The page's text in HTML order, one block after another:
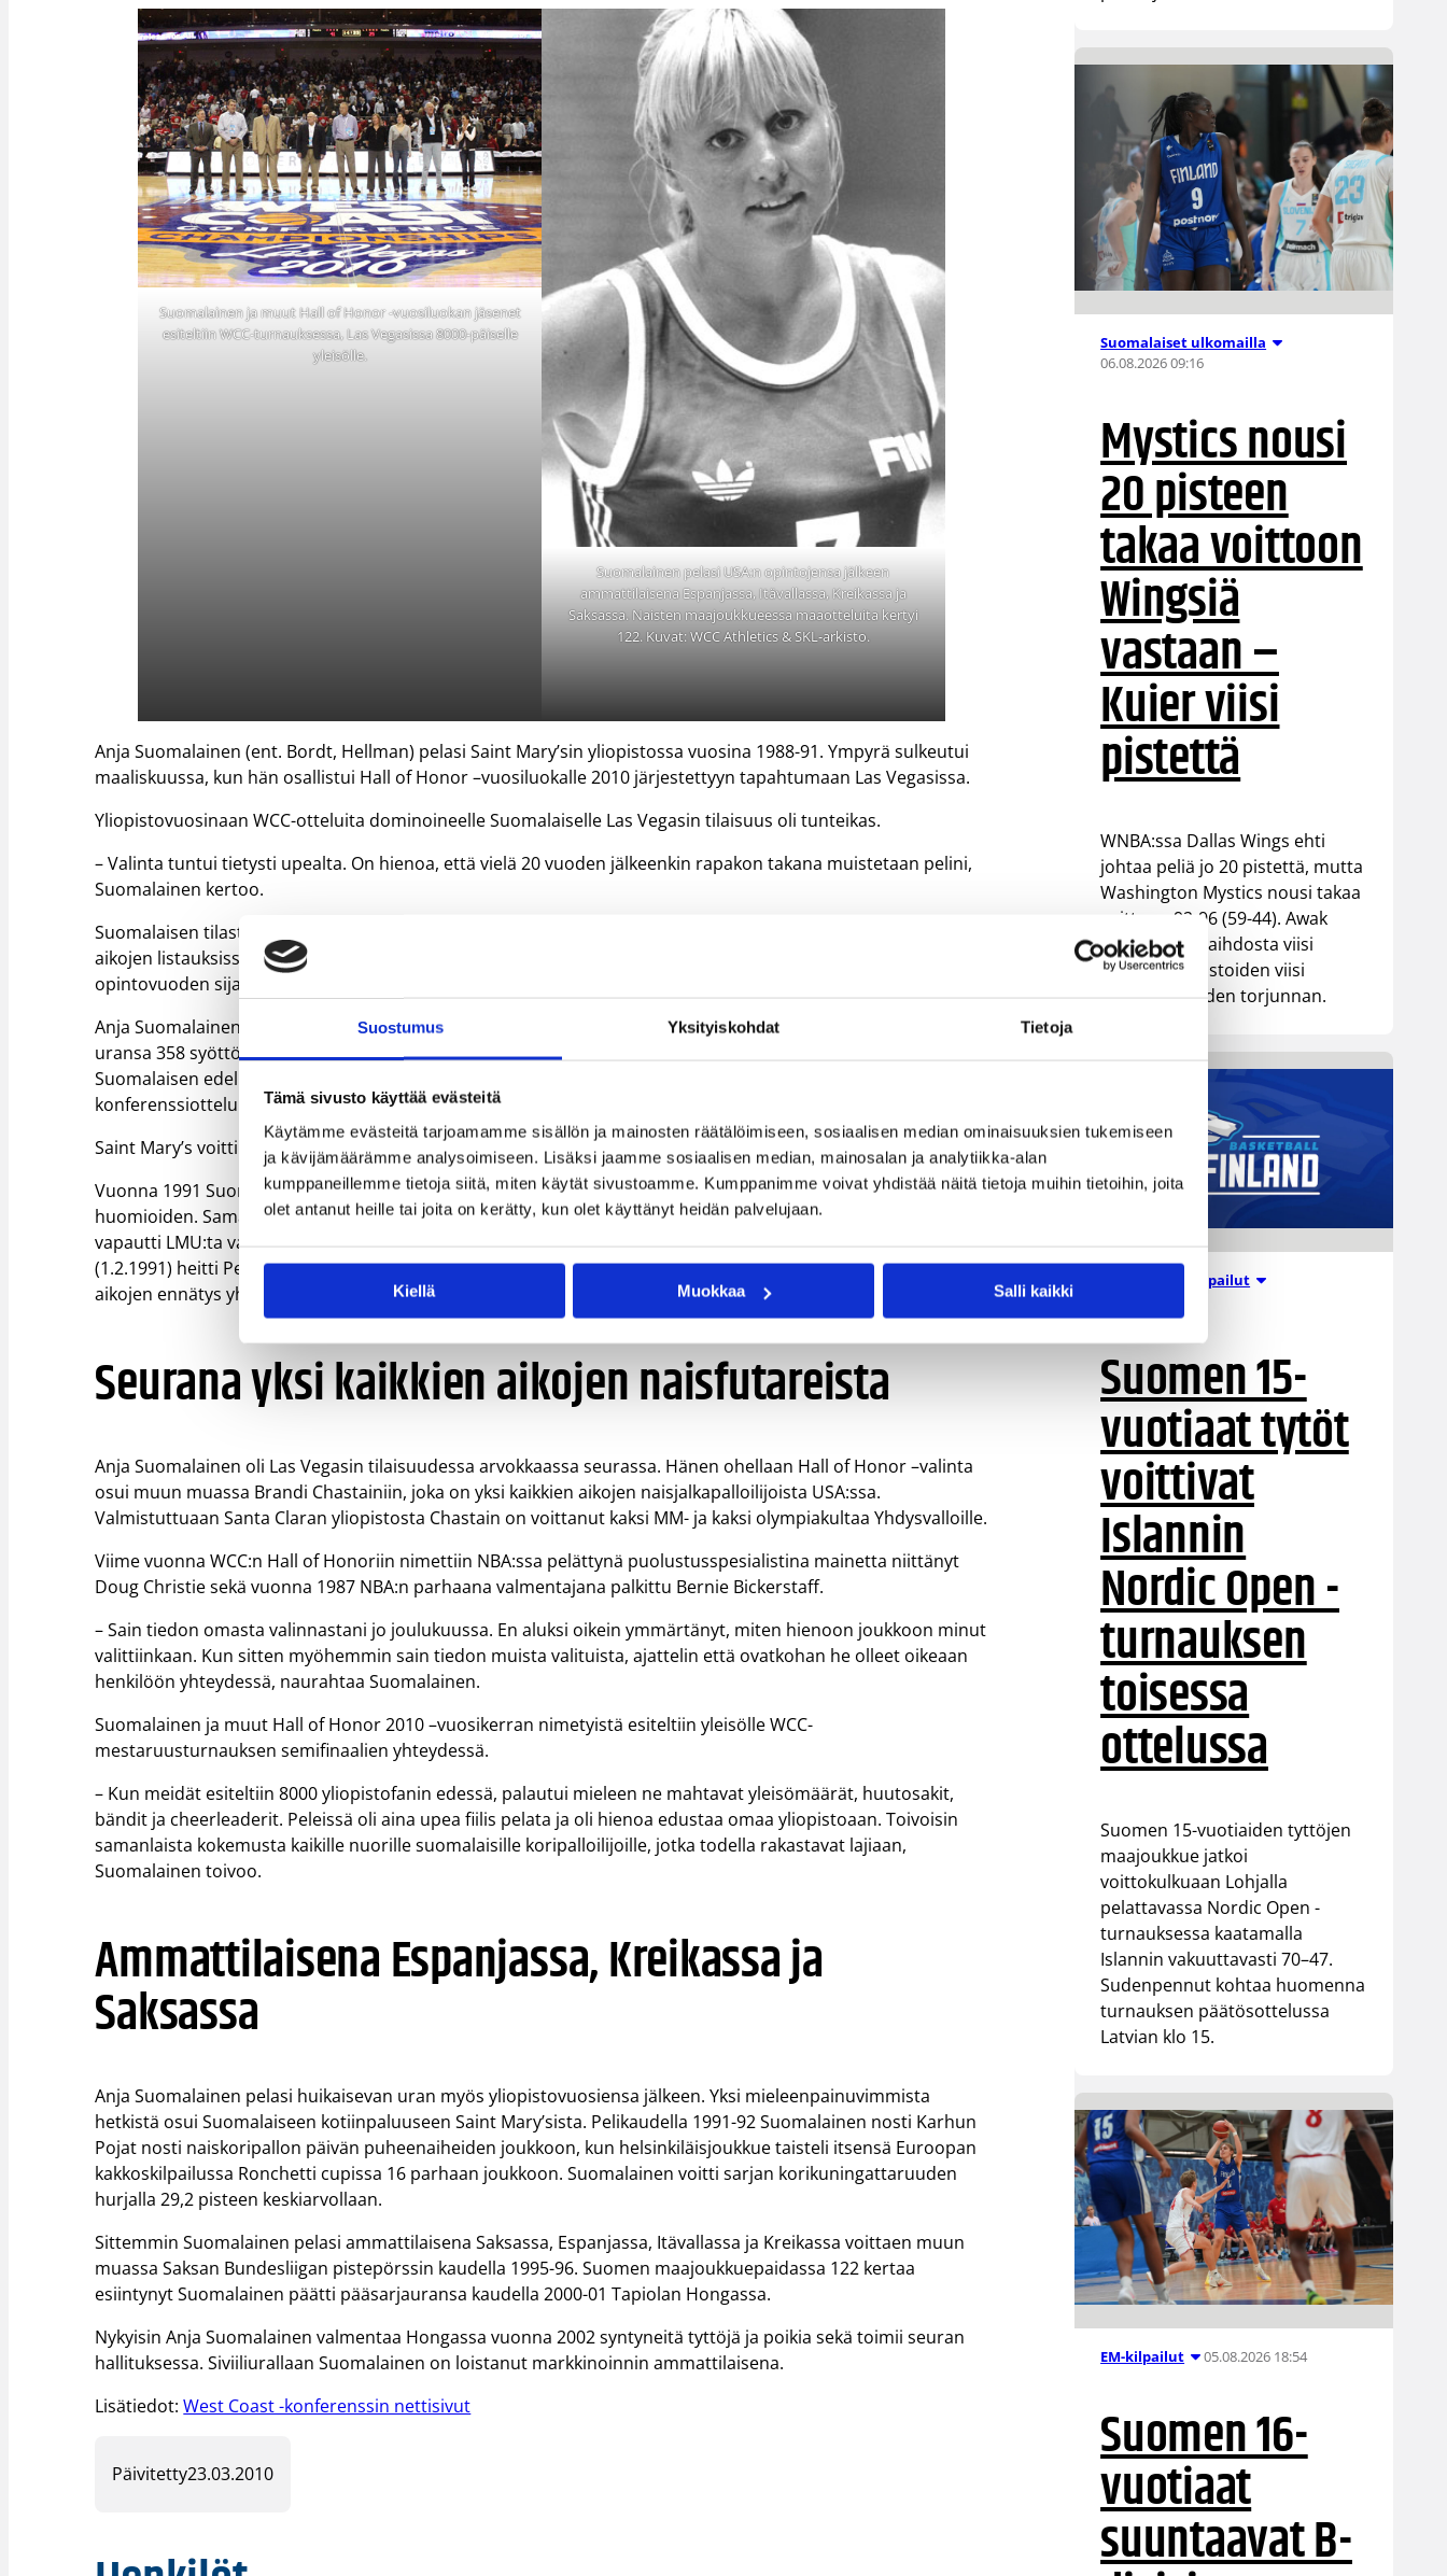
Suostumus Yksityiskohdat Tietoja
Tämä sivusto käyttää evästeitä
Käytämme evästeitä tarjoamamme sisällön ja mainosten räätälöimiseen, sosiaalisen median ominaisuuksien tukemiseen
ja kävijämäärämme analysoimiseen. Lisäksi jaamme sosiaalisen median, mainosalan ja analytiikka-alan
kumppaneillemme tietoja siitä, miten käytät sivustoamme. Kumppanimme voivat yhdistää näitä tietoja muihin tietoihin, joita
olet antanut heille tai joita on kerätty, kun olet käyttänyt heidän palvelujaan.
Kiellä Muokkaa Salli kaikki
Suomalainen ja muut Hall of Honor -vuosiluokan jäsenet
esiteltiin WCC-turnauksessa, Las Vegasissa 8000-päiselle
yleisölle.
Suomalainen pelasi USA:n opintojensa jälkeen
ammattilaisena Espanjassa, Itävallassa, Kreikassa ja
Saksassa. Naisten maajoukkueessa maaotteluita kertyi
122. Kuvat: WCC Athletics & SKL-arkisto.
Anja Suomalainen (ent. Bordt, Hellman) pelasi Saint Mary’sin yliopistossa vuosina 1988-91. Ympyrä sulkeutui
maaliskuussa, kun hän osallistui Hall of Honor –vuosiluokalle 2010 järjestettyyn tapahtumaan Las Vegasissa.
Yliopistovuosinaan WCC-otteluita dominoineelle Suomalaiselle Las Vegasin tilaisuus oli tunteikas.
– Valinta tuntui tietysti upealta. On hienoa, että vielä 20 vuoden jälkeenkin rapakon takana muistetaan pelini,
Suomalainen kertoo.
Suomalaisen tilastolukemat vuosilta 1988-91 ovat niin hurjat, että hän on edelleen konferenssin kaikkien
aikojen listauksissa kärkisijoilla, vaikka pelasi Saint Mary’sissa vain kolme vuotta normaalin neljän
opintovuoden sijaan.
Anja Suomalainen voitti kaikkina kolmena vuotenaan sekä konferenssin piste- että syöttöpörssin. Hänen
uransa 358 syöttöä konferenssipeleissä oikeuttaa edelleen WCC:n ykkössijaan ja pisteissäkin (933)
Suomalaisen edellä on vain yksi pelaaja. Suomalaisen ottelukohtaisiksi keskiarvoiksi WCC-
konferenssiotteluissa kirjattiin huimat 22,2 pistettä ja 8,5 syöttöä.
Saint Mary’s voitti Suomalaisen johdolla kaksi konferenssimestaruutta, vuosina 1989 ja 1990.
Vuonna 1991 Suomalainen valittiin Kalifornian parhaaksi naispuoliseksi yliopistourheilijaksi kaikki lajit
huomioiden. Samaisena vuonna hän teki yliopistoennätyksenä niin pisteissä kuin syötöissäkin, kun hän
vapautti LMU:ta vastaan 25.1.1991 joukkuetoverinsa korintekoon peräti 20 kertaa ja viikkoa myöhemmin
(1.2.1991) heitti Pepperdine-ottelussa itse 37 pistettä. Suomalaisen 20 syöttöä on edelleen WCC:n kaikkien
aikojen ennätys yhdessä ottelussa.
Seurana yksi kaikkien aikojen naisfutareista
Anja Suomalainen oli Las Vegasin tilaisuudessa arvokkaassa seurassa. Hänen ohellaan Hall of Honor –valinta
osui muun muassa Brandi Chastainiin, joka on yksi kaikkien aikojen naisjalkapalloilijoista USA:ssa.
Valmistuttuaan Santa Claran yliopistosta Chastain on voittanut kaksi MM- ja kaksi olympiakultaa Yhdysvalloille.
Viime vuonna WCC:n Hall of Honoriin nimettiin NBA:ssa pelättynä puolustusspesialistina mainetta niittänyt
Doug Christie sekä vuonna 1987 NBA:n parhaana valmentajana palkittu Bernie Bickerstaff.
– Sain tiedon omasta valinnastani jo joulukuussa. En aluksi oikein ymmärtänyt, miten hienoon joukkoon minut
valittiinkaan. Kun sitten myöhemmin sain tiedon muista valituista, ajattelin että ovatkohan he olleet oikeaan
henkilöön yhteydessä, naurahtaa Suomalainen.
Suomalainen ja muut Hall of Honor 2010 –vuosikerran nimetyistä esiteltiin yleisölle WCC-
mestaruusturnauksen semifinaalien yhteydessä.
– Kun meidät esiteltiin 8000 yliopistofanin edessä, palautui mieleen ne mahtavat yleisömäärät, huutosakit,
bändit ja cheerleaderit. Peleissä oli aina upea fiilis pelata ja oli hienoa edustaa omaa yliopistoaan. Toivoisin
samanlaista kokemusta kaikille nuorille suomalaisille koripalloilijoille, jotka todella rakastavat lajiaan,
Suomalainen toivoo.
Ammattilaisena Espanjassa, Kreikassa ja
Saksassa
Anja Suomalainen pelasi huikaisevan uran myös yliopistovuosiensa jälkeen. Yksi mieleenpainuvimmista
hetkistä osui Suomalaiseen kotiinpaluuseen Saint Mary’sista. Pelikaudella 1991-92 Suomalainen nosti Karhun
Pojat nosti naiskoripallon päivän puheenaiheiden joukkoon, kun helsinkiläisjoukkue taisteli itsensä Euroopan
kakkoskilpailussa Ronchetti cupissa 16 parhaan joukkoon. Suomalainen voitti sarjan korikuningattaruuden
hurjalla 29,2 pisteen keskiarvollaan.
Sittemmin Suomalainen pelasi ammattilaisena Saksassa, Espanjassa, Itävallassa ja Kreikassa voittaen muun
muassa Saksan Bundesliigan pistepörssin kaudella 1995-96. Suomen maajoukkuepaidassa 122 kertaa
esiintynyt Suomalainen päätti pääsarjauransa kaudella 2000-01 Tapiolan Hongassa.
Nykyisin Anja Suomalainen valmentaa Hongassa vuonna 2002 syntyneitä tyttöjä ja poikia sekä toimii seuran
hallituksessa. Siviiliurallaan Suomalainen on loistanut markkinoinnin ammattilaisena.
Lisätiedot:West Coast -konferenssin nettisivut
Päivitetty23.03.2010
Suomalaiset ulkomailla
06.08.2026 09:16
Mystics nousi
20 pisteen
takaa voittoon
Wingsiä
vastaan –
Kuier viisi
pistettä
WNBA:ssa Dallas Wings ehti
johtaa peliä jo 20 pistettä, mutta
Washington Mystics nousi takaa
voittoon 92-96 (59-44). Awak
Kuier pelasi vaihdosta viisi
minuuttia tilastoiden viisi
pistettä ja yhden torjunnan.
Nuorten PM-kilpailut
Suomen 15-
vuotiaat tytöt
voittivat
Islannin
Nordic Open -
turnauksen
toisessa
ottelussa
Suomen 15-vuotiaiden tyttöjen
maajoukkue jatkoi
voittokulkuaan Lohjalla
pelattavassa Nordic Open -
turnauksessa kaatamalla
Islannin vakuuttavasti 70–47.
Sudenpennut kohtaa huomenna
turnauksen päätösottelussa
Latvian klo 15.
EM-kilpailut 05.08.2026 18:54
Suomen 16-
vuotiaat
suuntaavat B-